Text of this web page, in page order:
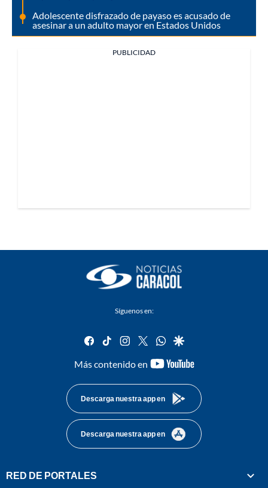
Adolescente disfrazado de payaso es acusado de
asesinar a un adulto mayor en Estados Unidos
PUBLICIDAD
Síguenos en:
facebook
tiktok instagram
twitterwhatsapp
google
Más contenido en
youtube-
Descarga nuestra app en
Descarga nuestra app en
RED DE PORTALES